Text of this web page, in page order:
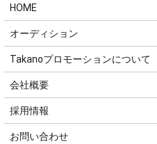
HOME
オーディション
Takanoプロモーションについて
会社概要
採用情報
お問い合わせ